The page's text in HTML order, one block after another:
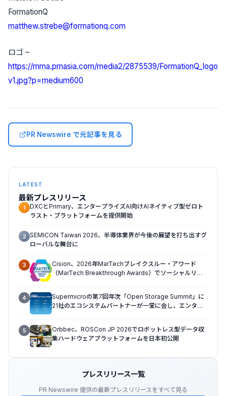
FormationQ
matthew.strebe@formationq.com
ロゴ –
https://mma.prnasia.com/media2/2875539/FormationQ_logo
v1.jpg?p=medium600
PR Newswire で元記事を見る
LATEST
最新プレスリリース
1
DXCとPrimary、エンタープライズAI向けAIネイティブ型ゼロト
ラスト・プラットフォームを提供開始
2 SEMICON Taiwan 2026、半導体業界が今後の展望を打ち出すグ
ローバルな舞台に
3
Cision、2026年MarTechブレイクスルー・アワード
（MarTech Breakthrough Awards）でソーシャルリス
4
Supermicroの第7回年次「Open Storage Summit」に
21社のエコシステムパートナーが一堂に会し、エンター
5
Orbbec、ROSCon JP 2026でロボットレス型データ収
集ハードウェアプラットフォームを日本初公開
プレスリリース一覧
PR Newswire 提供の最新プレスリリースをすべて見る